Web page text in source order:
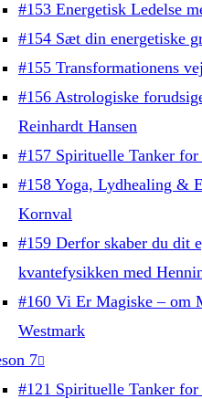
#153 Energetisk Ledelse
#154 Sæt din energetiske
#155 Transformationens
#156 Astrologiske
Reinhardt Hansen
#157 Spirituelle Tanker for
#158 Yoga, Lydhealing &
Kornval
#159 Derfor skaber du dit
kvantefysikken med
#160 Vi Er Magiske – om
Westmark
7
#121 Spirituelle Tanker